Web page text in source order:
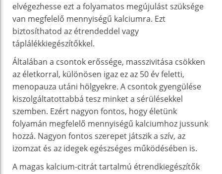
elvégezhesse ezt a folyamatos megújulást szüksége
van megfelelő mennyiségű kalciumra. Ezt
biztosíthatod az étrendeddel vagy
táplálékkiegészítőkkel.
Általában a csontok erőssége, masszivitása csökken
az életkorral, különösen igaz ez az 50 év feletti,
menopauza utáni hölgyekre. A csontok gyengülése
kiszolgáltatottabbá tesz minket a sérülésekkel
szemben. Ezért nagyon fontos, hogy életünk
folyamán megfelelő mennyiségű kalciumhoz jussunk
hozzá. Nagyon fontos szerepet játszik a szív, az
izomzat és az idegek egészséges működésében is.
A magas kalcium-citrát tartalmú étrendkiegészítők